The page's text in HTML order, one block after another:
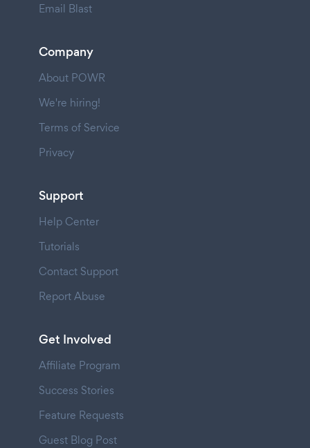
Email Blast
Company
About POWR
We're hiring!
Terms of Service
Privacy
Support
Help Center
Tutorials
Contact Support
Report Abuse
Get Involved
Affiliate Program
Success Stories
Feature Requests
Guest Blog Post